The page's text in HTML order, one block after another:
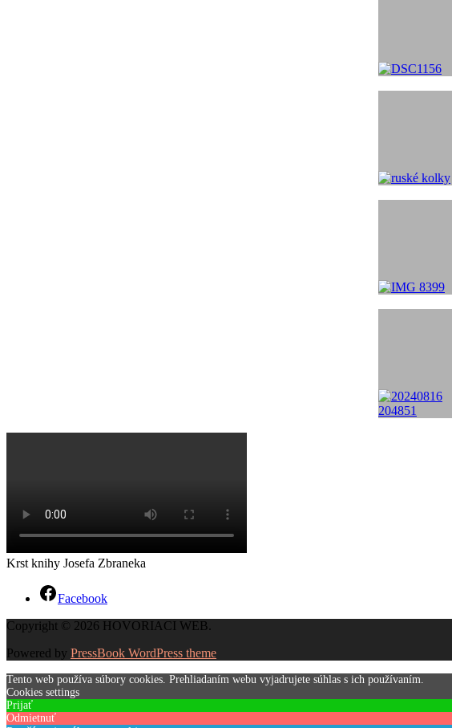
Krst knihy Josefa Zbraneka
Facebook
Copyright © 2026 HOVORIACI WEB.
Powered by PressBook WordPress theme
Tento web používa súbory cookies. Prehliadaním webu vyjadrujete súhlas s ich používaním.
Cookies settings
Prijať
Odmietnuť